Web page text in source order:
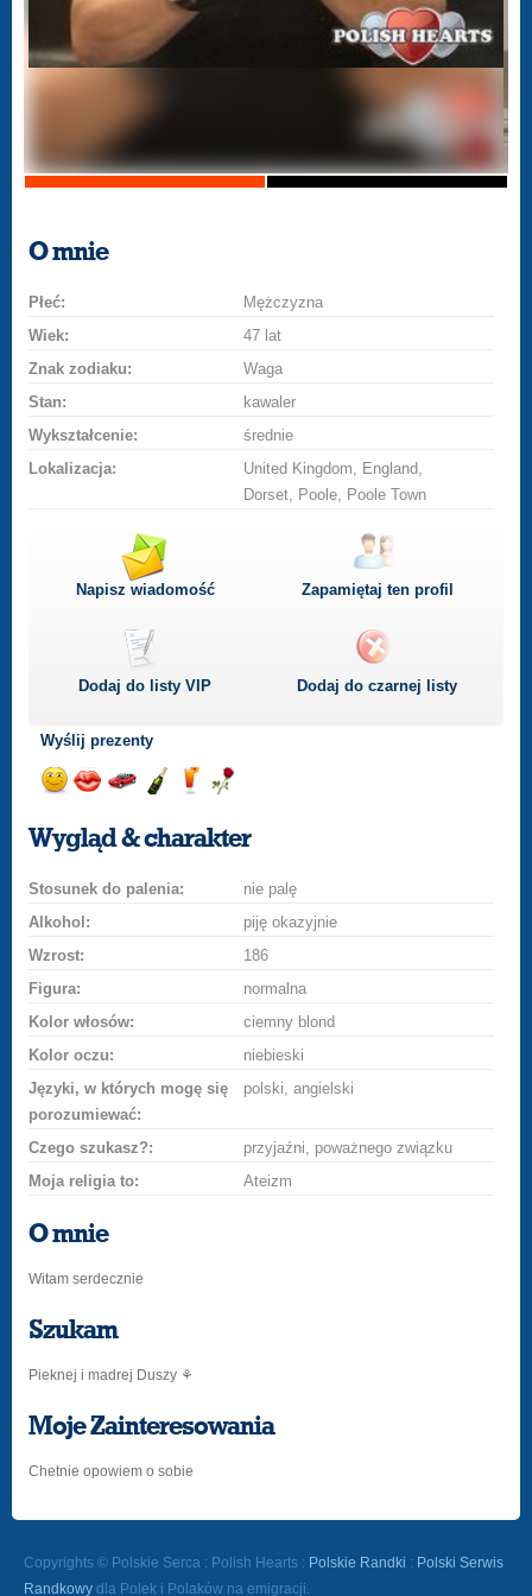
O mnie
Płeć:
Mężczyzna
Wiek:
47 lat
Znak zodiaku:
Waga
Stan:
kawaler
Wykształcenie:
średnie
Lokalizacja:
United Kingdom, England,
Dorset, Poole, Poole Town
Napisz wiadomość Zapamiętaj ten profil
Dodaj do listyVIP Dodaj do czarnej listy
Wyślij prezenty
uśmiech
buziakasamochodem
szampana
drinka
różę
Wygląd & charakter
Stosunek do palenia:
nie palę
Alkohol:
piję okazyjnie
Wzrost:
186
Figura:
normalna
Kolor włosów:
ciemny blond
Kolor oczu:
niebieski
Języki, w których mogę się
porozumiewać:
polski, angielski
Czego szukasz?:
przyjaźni, poważnego związku
Moja religia to:
Ateizm
O mnie
Witam serdecznie
Szukam
Pieknej i madrej Duszy ⚘️
Moje Zainteresowania
Chetnie opowiem o sobie
Copyrights © Polskie Serca : Polish Hearts : Polskie Randki : Polski Serwis
Randkowy dla Polek i Polaków na emigracji.